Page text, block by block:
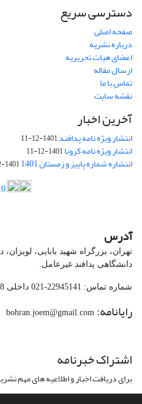
دسترسی سریع
صفحه اصلی
درباره نشریه
اعضای هیات تحریریه
ارسال مقاله
تماس با ما
نقشه سایت
آخرین اخبار
انتشار ویژه نامه پدافند1401-12-11
انتشار ویژه نامه کرونا1401-12-11
انتشاره شماره پاییز و زمستان 1401 1401-12-11
آدرس
تهران، بزرگراه شهید بابایی،
دانشگاهی پدافند غیرعامل.
شماره تماس: 22945141-021 داخلی 38538
رایانامه:
اشتراک خبرنامه
برای دریافت اخبار و اطلاعیه های مهم